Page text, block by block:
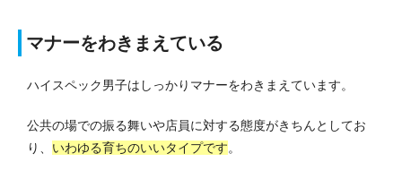
マナーをわきまえている
ハイスペック男子はしっかりマナーをわきまえています。
公共の場での振る舞いや店員に対する態度がきちんとしてお
り、 いわゆる育ちのいいタイプです。